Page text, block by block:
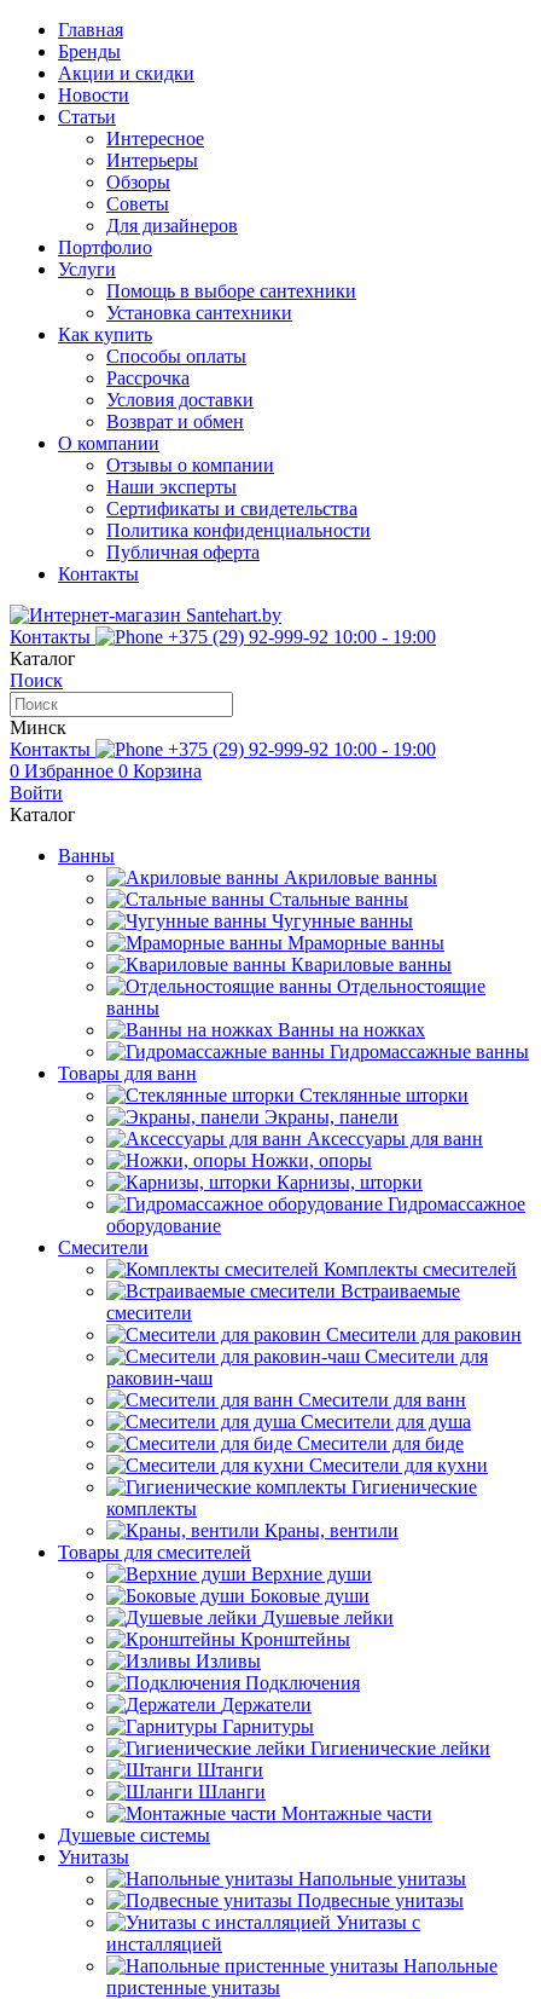
Главная
Бренды
Акции и скидки
Новости
Статьи
Интересное
Интерьеры
Обзоры
Советы
Для дизайнеров
Портфолио
Услуги
Помощь в выборе сантехники
Установка сантехники
Как купить
Способы оплаты
Рассрочка
Условия доставки
Возврат и обмен
О компании
Отзывы о компании
Наши эксперты
Сертификаты и свидетельства
Политика конфиденциальности
Публичная оферта
Контакты
Контакты +375 (29) 92-999-92 10:00 - 19:00
Каталог
Поиск
Минск
Контакты
+375 (29) 92-999-92 10:00 - 19:00
0 Избранное 0 Корзина
Войти
Каталог
Ванны
Акриловые ванны
Стальные ванны
Чугунные ванны
Мраморные ванны
Квариловые ванны
Отдельностоящие
ванны
Ванны на ножках
Гидромассажные ванны
Товары для ванн
Стеклянные шторки
Экраны, панели
Аксессуары для ванн
Ножки, опоры
Карнизы, шторки
Гидромассажное
оборудование
Смесители
Комплекты смесителей
Встраиваемые
смесители
Смесители для раковин
Смесители для
раковин-чаш
Смесители для ванн
Смесители для душа
Смесители для биде
Смесители для кухни
Гигиенические
комплекты
Краны, вентили
Товары для смесителей
Верхние души
Боковые души
Душевые лейки
Кронштейны
Изливы
Подключения
Держатели
Гарнитуры
Гигиенические лейки
Штанги
Шланги
Монтажные части
Душевые системы
Унитазы
Напольные унитазы
Подвесные унитазы
Унитазы с
инсталляцией
Напольные
пристенные унитазы